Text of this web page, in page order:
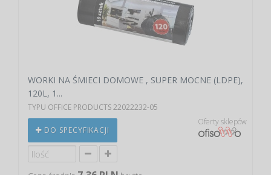
WORKI NA ŚMIECI DOMOWE , SUPER MOCNE (LDPE),
120L, 1...
TYPU OFFICE PRODUCTS 22022232-05
DO SPECYFIKACJI
Oferty sklepów